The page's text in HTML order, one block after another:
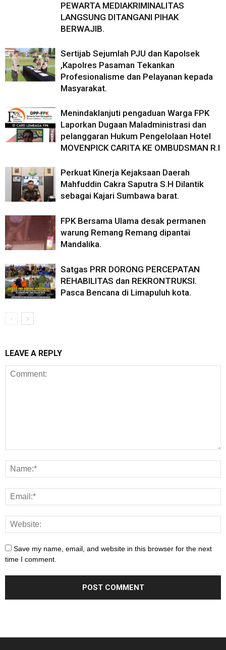
PEWARTA MEDIAKRIMINALITAS
LANGSUNG DITANGANI PIHAK
BERWAJIB.
Sertijab Sejumlah PJU dan Kapolsek
,Kapolres Pasaman Tekankan
Profesionalisme dan Pelayanan kepada
Masyarakat.
Menindaklanjuti pengaduan Warga FPK
Laporkan Dugaan Maladministrasi dan
pelanggaran Hukum Pengelolaan Hotel
MOVENPICK CARITA KE OMBUDSMAN R.I
Perkuat Kinerja Kejaksaan Daerah
Mahfuddin Cakra Saputra S.H Dilantik
sebagai Kajari Sumbawa barat.
FPK Bersama Ulama desak permanen
warung Remang Remang dipantai
Mandalika.
Satgas PRR DORONG PERCEPATAN
REHABILITAS dan REKRONTRUKSI.
Pasca Bencana di Limapuluh kota.
LEAVE A REPLY
Save my name, email, and website in this browser for the next
time I comment.